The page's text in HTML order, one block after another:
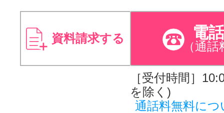
資料請求する 電
（通話
［受付時間］
を除く)
通話料無料につ